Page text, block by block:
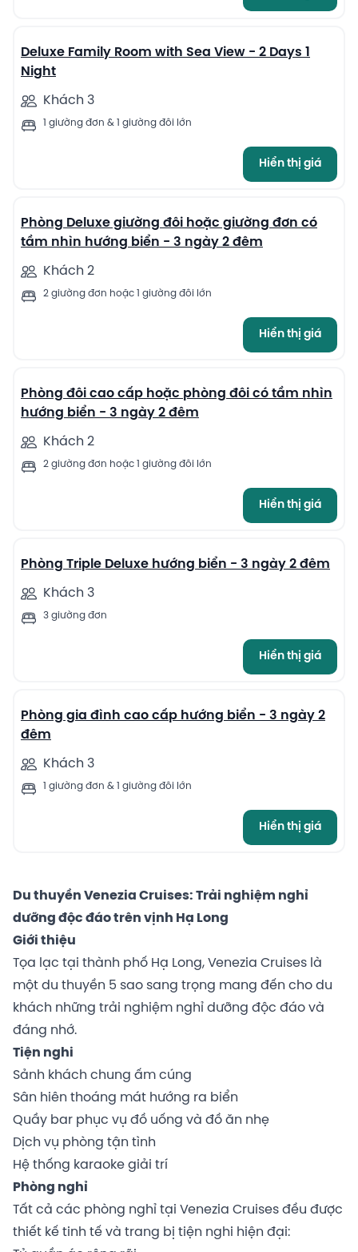
8
Deluxe Family Room with Sea View - 2 Days 1
Night
Khách 3
1 giường đơn & 1 giường đôi lớn
Hiển thị giá
8
Phòng Deluxe giường đôi hoặc giường đơn có
tầm nhìn hướng biển - 3 ngày 2 đêm
Khách 2
2 giường đơn hoặc 1 giường đôi lớn
Hiển thị giá
8
Phòng đôi cao cấp hoặc phòng đôi có tầm nhìn
hướng biển - 3 ngày 2 đêm
Khách 2
2 giường đơn hoặc 1 giường đôi lớn
Hiển thị giá
7
Phòng Triple Deluxe hướng biển - 3 ngày 2 đêm
Khách 3
3 giường đơn
Hiển thị giá
8
Phòng gia đình cao cấp hướng biển - 3 ngày 2
đêm
Khách 3
1 giường đơn & 1 giường đôi lớn
Hiển thị giá
Du thuyền Venezia Cruises: Trải nghiệm nghỉ
dưỡng độc đáo trên vịnh Hạ Long
Giới thiệu
Tọa lạc tại thành phố Hạ Long, Venezia Cruises là
một du thuyền 5 sao sang trọng mang đến cho du
khách những trải nghiệm nghỉ dưỡng độc đáo và
đáng nhớ.
Tiện nghi
Sảnh khách chung ấm cúng
Sân hiên thoáng mát hướng ra biển
Quầy bar phục vụ đồ uống và đồ ăn nhẹ
Dịch vụ phòng tận tình
Hệ thống karaoke giải trí
Phòng nghỉ
Tất cả các phòng nghỉ tại Venezia Cruises đều được
thiết kế tinh tế và trang bị tiện nghi hiện đại: